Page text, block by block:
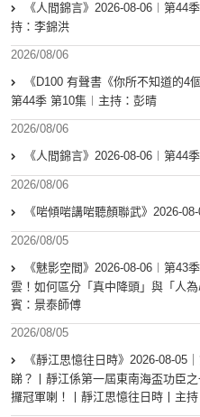
《人間錦言》2026-08-06︱第44
持：李錦洪
2026/08/06
《D100 有聲書《你所不知道的4
第44季 第10集︱主持：彭晴
2026/08/06
《人間錦言》2026-08-06︱第44
2026/08/06
《啱傾啱講啱聽顏聯武》2026-
2026/08/05
《魅影空間》2026-08-06︱第43
雲！如何區分「真中降頭」與「人
賓：景泰師傅
2026/08/05
《靜江思憶往日時》2026-08-05
睇？丨靜江係第一屆東南海盃功臣
攞冠軍喇！丨靜江思憶往日時丨主